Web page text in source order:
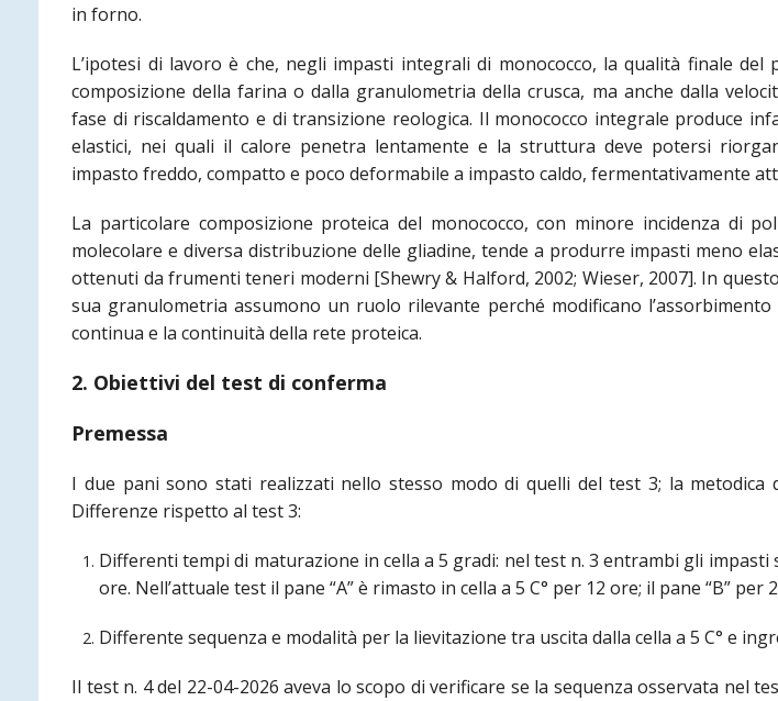
in forno.
L’ipotesi di lavoro è che, negli impasti integrali di monococco, la qualità finale del
composizione della farina o dalla granulometria della crusca, ma anche dalla
fase di riscaldamento e di transizione reologica. Il monococco integrale produce
elastici, nei quali il calore penetra lentamente e la struttura deve potersi
impasto freddo, compatto e poco deformabile a impasto caldo, fermentativamente
La particolare composizione proteica del monococco, con minore incidenza di
molecolare e diversa distribuzione delle gliadine, tende a produrre impasti meno
ottenuti da frumenti teneri moderni [Shewry & Halford, 2002; Wieser, 2007]. In
sua granulometria assumono un ruolo rilevante perché modificano l’assorbimento
continua e la continuità della rete proteica.
2. Obiettivi del test di conferma
Premessa
I due pani sono stati realizzati nello stesso modo di quelli del test 3; la metodica
Differenze rispetto al test 3:
Differenti tempi di maturazione in cella a 5 gradi: nel test n. 3 entrambi gli impasti
ore. Nell’attuale test il pane “A” è rimasto in cella a 5 C° per 12 ore; il pane “B” per
Differente sequenza e modalità per la lievitazione tra uscita dalla cella a 5 C° e
Il test n. 4 del 22-04-2026 aveva lo scopo di verificare se la sequenza osservata nel